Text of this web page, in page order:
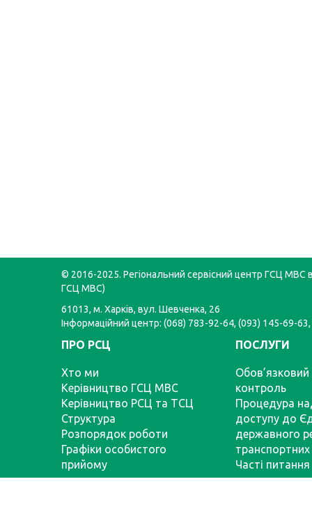
© 2016-2025. Регіональний сервісний центр ГСЦ МВС в
ГСЦ МВС)
61013, м. Харків, вул. Шевченка, 26
Інформаційний центр: (068) 783-92-64, (093) 145-69-
ПРО РСЦ
Хто ми
Керівництво ГСЦ МВС
Керівництво РСЦ та ТСЦ
Структура
Розпорядок роботи
Графіки особистого
прийому
ПОСЛУГИ
Обов’язковий
контроль
Процедура
доступу до
державного
транспортних
Часті питання